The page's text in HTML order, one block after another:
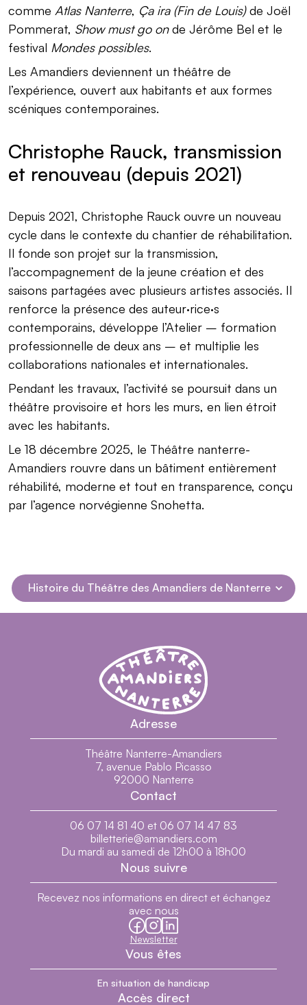
Navigation dans la page
Histoire du Théâtre des Amandiers de Nanterre
Histoire du Théâtre des Amandiers de
Les grandes directions artistiques
comme Atlas Nanterre, Ça ira (Fin de Louis)de Joël
Pommerat, Show must go onde Jérôme Bel et le
festival Mondes possibles.
Les Amandiers deviennent un théâtre de
l’expérience, ouvert aux habitants et aux formes
scéniques contemporaines.
Christophe Rauck, transmission
et renouveau (depuis 2021)
Depuis 2021, Christophe Rauck ouvre un nouveau
cycle dans le contexte du chantier de réhabilitation.
Il fonde son projet sur la transmission,
l’accompagnement de la jeune création et des
saisons partagées avec plusieurs artistes associés. Il
renforce la présence des auteur·rice·s
contemporains, développe l’Atelier – formation
professionnelle de deux ans – et multiplie les
collaborations nationales et internationales.
Pendant les travaux, l’activité se poursuit dans un
théâtre provisoire et hors les murs, en lien étroit
avec les habitants.
Le 18 décembre 2025, le Théâtre nanterre-
Amandiers rouvre dans un bâtiment entièrement
réhabilité, moderne et tout en transparence, conçu
par l’agence norvégienne Snohetta.
Théâtre Nanterre-Amandiers - Centre
Théâtre Nanterre-Amandiers
Adresse
Théâtre Nanterre-Amandiers
7, avenue Pablo Picasso
92000 Nanterre
Contact
06 07 14 81 40 et 06 07 14 47 83
billetterie@amandiers.com
Du mardi au samedi de 12h00 à 18h00
Nous suivre
Recevez nos informations en direct et échangez
avec nous
facebook
instagram
linkedin
Newsletter
Vous êtes
En situation de handicap
Accès direct